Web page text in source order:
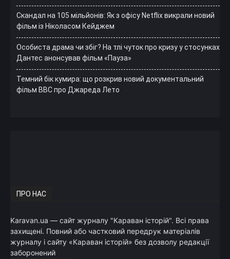
Скандал на 105 мільйонів: Як з офісу Netflix викрали новий
фільм із Ніколасом Кейджем
Особиста драма чи збіг? На тлі чуток про кризу у стосунках
Дантес анонсував фільм «Пауза»
Темний бік кумира: що розкрив новий документальний
фільм ВВС про Джареда Лето
ПРО НАС
Karavan.ua — сайт журналу "Караван історій". Всі права
захищені. Повний або частковий передрук матеріалів
журналу і сайту «Караван історій» без дозволу редакції
заборонений